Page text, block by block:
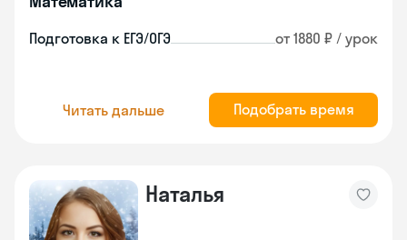
Подготовка к ЕГЭ/ОГЭ от 1880 ₽ / урок
Читать дальше Подобрать время
Наталья